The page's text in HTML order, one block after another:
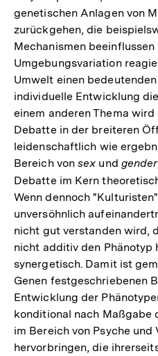
genetischen Anlagen von
zurückgehen, die
Mechanismen
Umgebungsvariation
Umwelt einen
individuelle Entwicklung
einem anderen Thema
Debatte in der breiteren
leidenschaftlich wie
Bereich vonsex und gender
Debatte im Kern
Wenn dennoch
unversöhnlich
nicht gut verstanden wird,
nicht additiv den Phänotyp
synergetisch. Damit ist
Genen festgeschriebenen
Entwicklung der
konditional nach Maßgabe
im Bereich von Psyche
hervorbringen, die